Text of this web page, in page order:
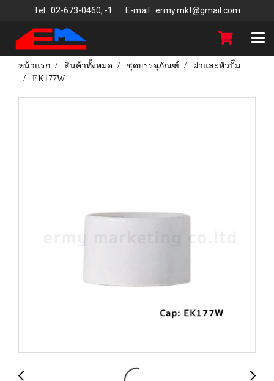
Tel : 02-673-0460, -1 E-mail : ermy.mkt@gmail.com
หน้าแรก สินค้าทั้งหมด ชุดบรรจุภัณฑ์
ฝาและหัวปั๊ม
EK177W